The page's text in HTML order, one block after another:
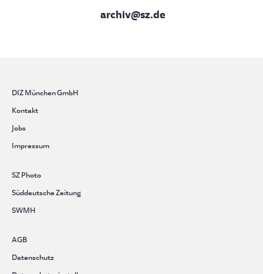
archiv@sz.de
DIZ München GmbH
Kontakt
Jobs
Impressum
SZ Photo
Süddeutsche Zeitung
SWMH
AGB
Datenschutz